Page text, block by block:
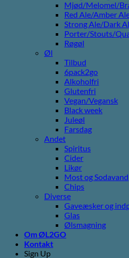
Mjød/Melomel/
Red Ale/Amber
Strong Ale/Dark
Porter/Stouts/
Røgøl
Øl
Tilbud
6pack2go
Alkoholfri
Glutenfri
Vegan/Vegansk
Black week
Juleøl
Farsdag
Andet
Spiritus
Cider
Likør
Most og Sodavand
Chips
Diverse
Gaveæsker og
Glas
Ølsmagning
Om ØL2GO
Kontakt
Sign Up